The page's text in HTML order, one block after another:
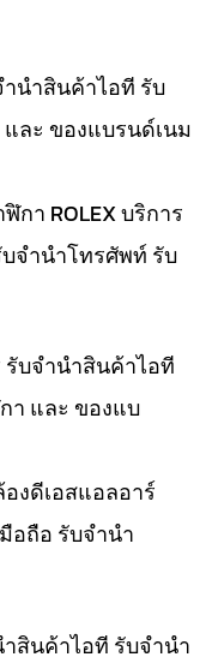
ำนำสินค้าไอที รับ
ละ ของแบรนด์เนม
า ROLEX บริการ
จำนำโทรศัพท์ รับ
รับจำนำสินค้าไอที
า และ ของแบ
งดีเอสแอลอาร์
อถือ รับจำนำ
สินค้าไอที รับจำนำ